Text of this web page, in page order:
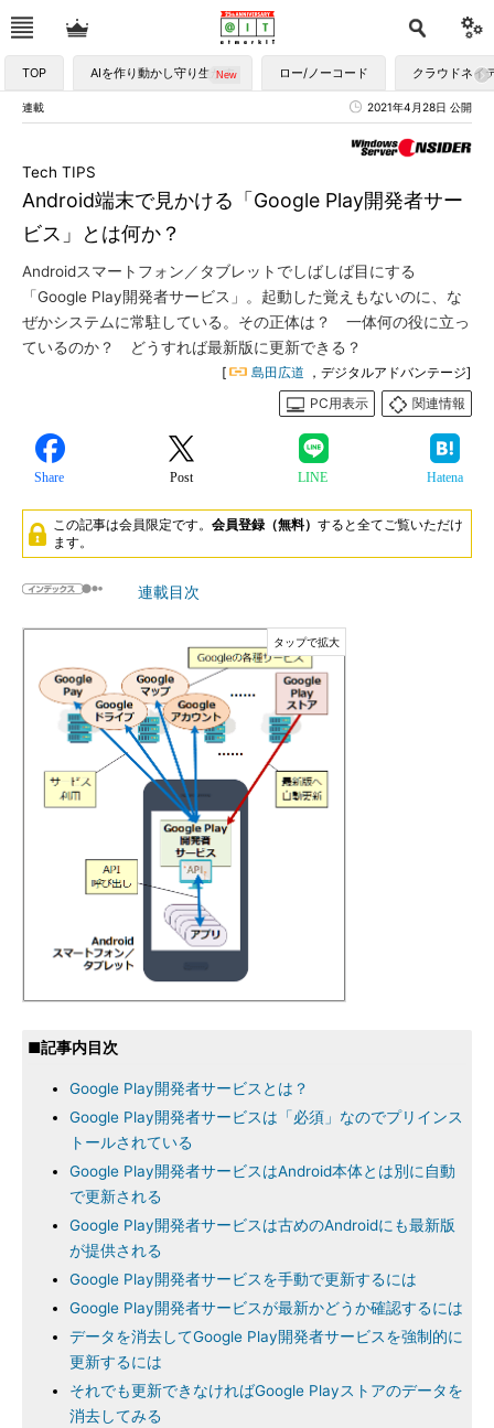
TOP AIを作り動かし守り生かす ロー/ノーコード クラウドネイ
連載 2021年4月28日 公開
Android端末で見かける「Google Play開発者サー
ビス」とは何か？
Tech TIPS
Androidスマートフォン／タブレットでしばしば目にする
「Google Play開発者サービス」。起動した覚えもないのに、な
ぜかシステムに常駐している。その正体は？ 一体何の役に立っ
ているのか？ どうすれば最新版に更新できる？
[ 島田広道 ，デジタルアドバンテージ]
PC用表示
関連情報
Share Post LINE Hatena
この記事は会員限定です。 会員登録（無料） すると全てご覧いただけ
ます。
連載目次
■記事内目次
Google Play開発者サービスとは？
Google Play開発者サービスは「必須」なのでプリインス
トールされている
Google Play開発者サービスはAndroid本体とは別に自動
で更新される
Google Play開発者サービスは古めのAndroidにも最新版
が提供される
Google Play開発者サービスを手動で更新するには
Google Play開発者サービスが最新かどうか確認するには
データを消去してGoogle Play開発者サービスを強制的に
更新するには
それでも更新できなければGoogle Playストアのデータを
消去してみる